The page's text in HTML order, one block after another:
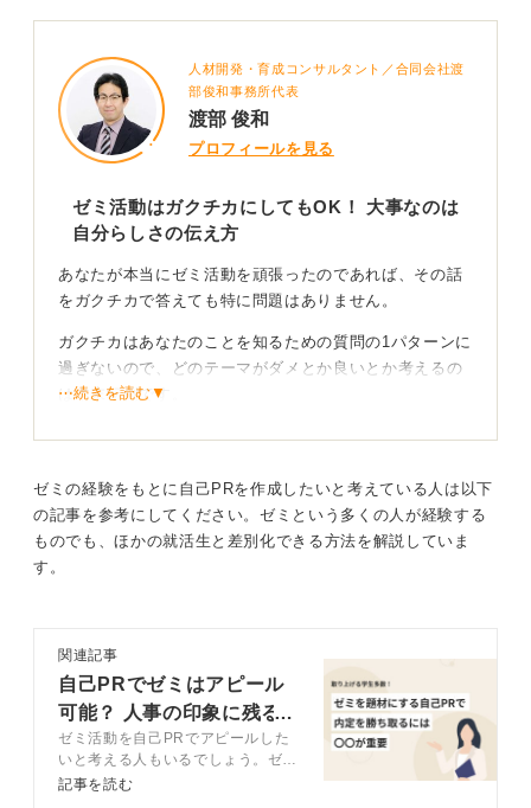
で十分に強みをアピールできるケースも多いです。面接
官は「再現性のある行動」や成長意欲、柔軟性などを見
ています。
ゼミのなかであなたが主体的に動いた具体的な場面と、
がぐっと増します。
は、エピソードの深掘りとストーリー構成が決め手で
す。
ほかの活動と組み合わせて幅を持たせつつ、あなた自身
の役割と学びを端的に示すことで、学びを現場に応用で
きる人材という評価を引き出せるよう努めましょう。
人材開発・育成コンサルタント／合同会社渡
部俊和事務所代表
渡部 俊和
プロフィールを見る
ゼミ活動はガクチカにしてもOK！ 大事なのは
自分らしさの伝え方
あなたが本当にゼミ活動を頑張ったのであれば、その話
をガクチカで答えても特に問題はありません。
ガクチカはあなたのことを知るための質問の1パターンに
過ぎないので、どのテーマがダメとか良いとか考えるの
は本末転倒です。
ゼミ全体の成果より自分の考えや行動をどう表現す
るか
す。
指導教授がいてグループで取り組んだ成果などは、あま
り自分の主体性の証明にもならないし、自分だけの実績
とも言えないのでそうした点が気になる人はダメと考え
るのでしょう。
⋯続きを読む▼
ゼミの経験をもとに自己PRを作成したいと考えている人は以下
の記事を参考にしてください。ゼミという多くの人が経験する
ものでも、ほかの就活生と差別化できる方法を解説していま
す。
関連記事
自己PRでゼミはアピール
可能？ 人事の印象に残る
秘訣を解説
ゼミ活動を自己PRでアピールした
いと考える人もいるでしょう。ゼミ
は多くの人が経験するため、アピー
記事を読む